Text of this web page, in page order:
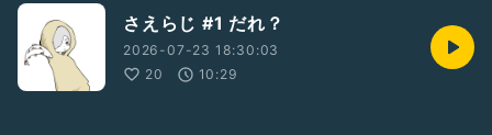
さえらじ #1 だれ？
2026-07-23 18:30:03
20
10:29